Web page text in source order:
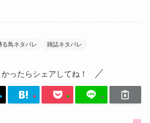
る鳥ネタバレ 雑誌ネタバレ
かったらシェアしてね！